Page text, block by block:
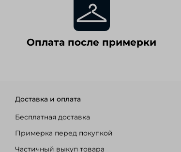
Оплата после примерки
Доставка и оплата
Бесплатная доставка
Примерка перед покупкой
Частичный выкуп товара